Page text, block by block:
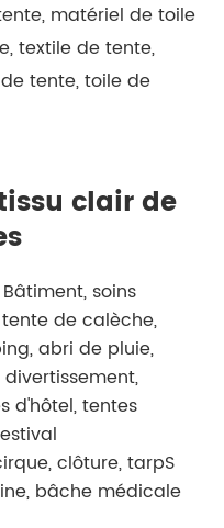
matériel de toile
textile de tente,
tente, toile de
clair de
soins
de calèche,
abri de pluie,
d'hôtel, tentes
clôture, tarpS
bâche médicale